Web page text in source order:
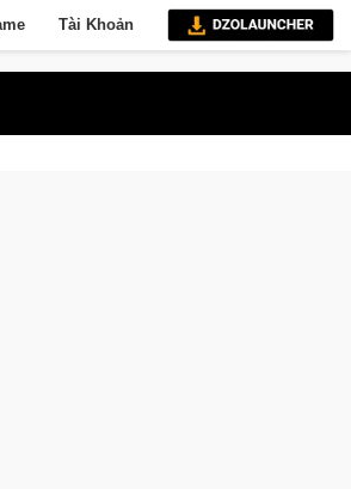
Tài Khoản
DJI Osmo Pocket 3 Ngay Hôm Nay